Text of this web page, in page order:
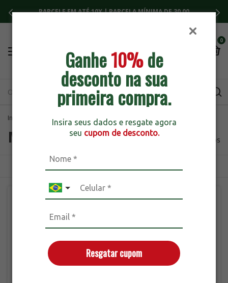
Ganhe10%de
desconto na sua
primeira compra.
Insira seus dados e resgate agora
seu cupom de desconto.
Resgatar cupom
PARCELE EM ATÉ 10X | PARCELA MÍNIMA DE 30,00
0
Início Marcas breadcrumbs.super-nutrition
Marcas 282 produtos